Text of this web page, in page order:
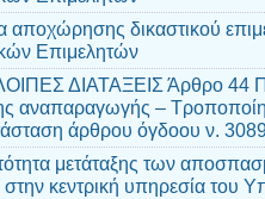
αποχώρησης δικαστικού
Επιμελητών
ΔΙΑΤΑΞΕΙΣ Άρθρο 44
αναπαραγωγής –
άρθρου όγδοου ν.
μετάταξης των
κεντρική υπηρεσία του